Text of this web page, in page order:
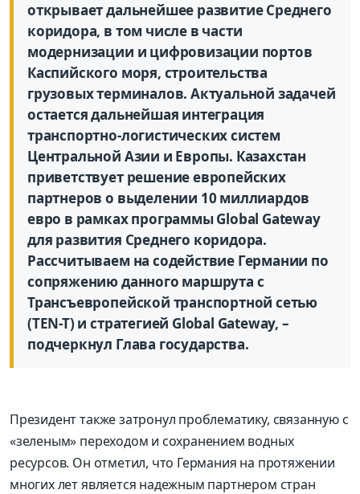
открывает дальнейшее развитие Среднего
коридора, в том числе в части
модернизации и цифровизации портов
Каспийского моря, строительства
грузовых терминалов. Актуальной задачей
остается дальнейшая интеграция
транспортно-логистических систем
Центральной Азии и Европы. Казахстан
приветствует решение европейских
партнеров о выделении 10 миллиардов
евро в рамках программы Global Gateway
для развития Среднего коридора.
Рассчитываем на содействие Германии по
сопряжению данного маршрута с
Трансъевропейской транспортной сетью
(TEN-T) и стратегией Global Gateway, –
подчеркнул Глава государства.
Президент также затронул проблематику, связанную с
«зеленым» переходом и сохранением водных
ресурсов. Он отметил, что Германия на протяжении
многих лет является надежным партнером стран